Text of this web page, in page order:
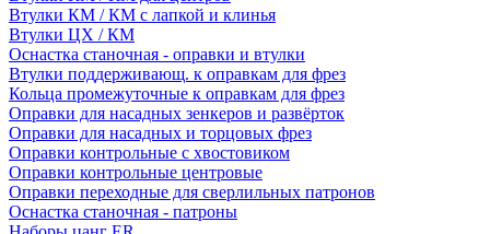
Втулки КМ / КМ с лапкой и клинья
Втулки ЦХ / КМ
Оснастка станочная - оправки и втулки
Втулки поддерживающ. к оправкам для фрез
Кольца промежуточные к оправкам для фрез
Оправки для насадных зенкеров и развёрток
Оправки для насадных и торцовых фрез
Оправки контрольные с хвостовиком
Оправки контрольные центровые
Оправки переходные для сверлильных патронов
Оснастка станочная - патроны